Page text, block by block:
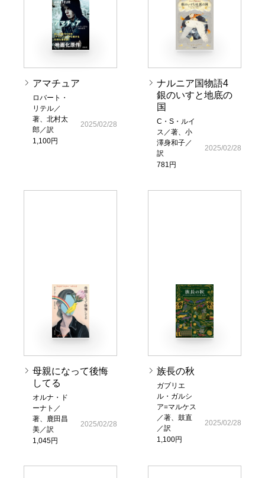
アマチュア
ロバート・
リテル／
著、北村太
郎／訳
1,100円
2025/02/28
ナルニア国物語4
銀のいすと地底の
国
C・S・ルイ
ス／著、小
澤身和子／
訳
781円
2025/02/28
母親になって後悔
してる
オルナ・ド
ーナト／
著、鹿田昌
美／訳
1,045円
2025/02/28
族長の秋
ガブリエ
ル・ガルシ
ア=マルケス
／著、鼓直
／訳
1,100円
2025/02/28